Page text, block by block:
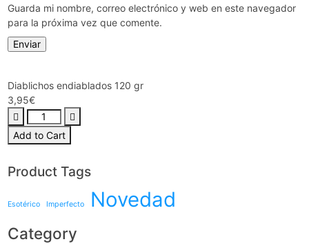
Guarda mi nombre, correo electrónico y web en este navegador
para la próxima vez que comente.
Diablichos endiablados 120 gr
3,95€
Add to Cart
Product Tags
Esotérico Imperfecto Novedad
Category